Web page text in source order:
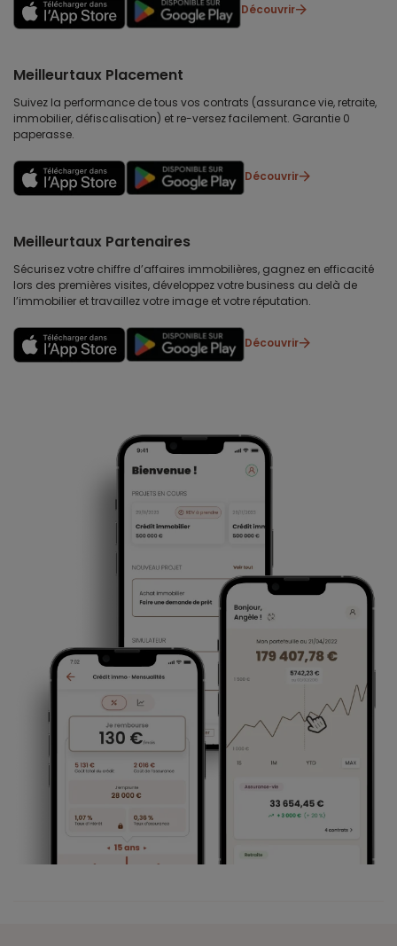
Découvrir
Meilleurtaux Placement
Suivez la performance de tous vos contrats (assurance vie, retraite,
immobilier, défiscalisation) et re-versez facilement. Garantie 0
paperasse.
Découvrir
Meilleurtaux Partenaires
Sécurisez votre chiffre d’affaires immobilières, gagnez en efficacité
lors des premières visites, développez votre business au delà de
l’immobilier et travaillez votre image et votre réputation.
Découvrir